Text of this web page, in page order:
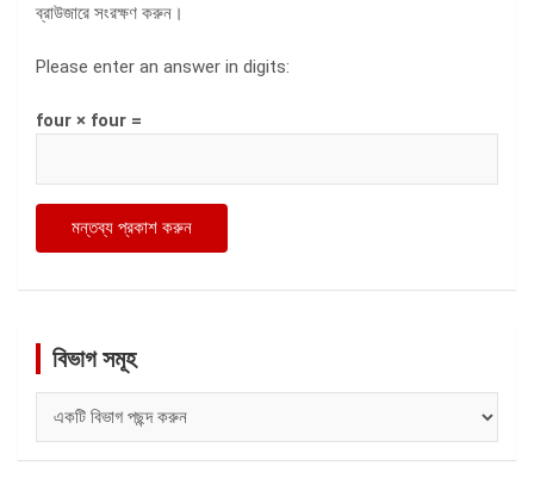
ব্রাউজারে সংরক্ষণ করুন।
Please enter an answer in digits:
four × four =
বিভাগ সমূহ
সমূহ